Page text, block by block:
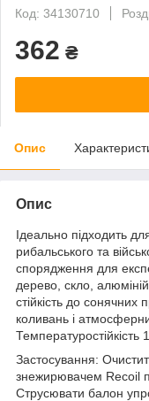
Код: 34130710
362 ₴
Опис
Опис
Ідеально підходить
рибальського та
спорядження для
дерево, скло,
стійкість до
коливань і
Температуростійкість
Застосування:
знежирювачем Recoil
Струсювати балон